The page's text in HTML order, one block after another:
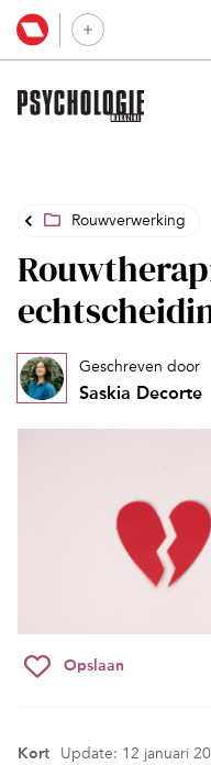
Rouwverwerking
Geschreven door
Saskia Decorte
Opslaan
Kort Update: 12 januari